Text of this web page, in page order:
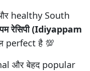
healthy South
रेसिपी (Idiyappam
perfect है 💯
और बेहद popular